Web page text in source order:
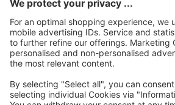
Polska
Sverige